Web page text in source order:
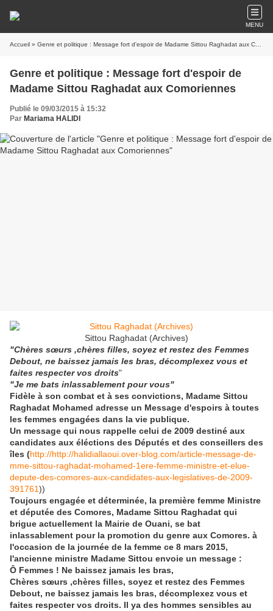
MENU
Accueil » Genre et politique : Message fort d'espoir de Madame Sittou Raghadat aux Comoriennes
Genre et politique : Message fort d'espoir de
Madame Sittou Raghadat aux Comoriennes
Publié le 09/03/2015 à 15:32
Par Mariama HALIDI
Sittou Raghadat (Archives)
"Chères sœurs ,chères filles, soyez et restez des Femmes
Debout, ne baissez jamais les bras, décomplexez vous et
faites respecter vos droits"
"Je me bats inlassablement pour vous"
Fidèle à son combat et à ses convictions, Madame Sittou
Raghadat Mohamed adresse un Message d'espoirs à toutes
les femmes engagées dans la vie publique.
Un message qui nous rappelle celui de 2009 destiné aux
candidates aux éléctions des Députés et des conseillers des
îles (http://http://halidiallaoui.over-blog.com/article-message-de-
mme-sittou-raghadat-mohamed-1ere-femme-ministre-et-elue-
depute-des-comores-aux-candidates-aux-legislatives-de-2009-
391761))
Toujours engagée et déterminée, la première femme Ministre
et députée des Comores, Madame Sittou Raghadat qui
brigue actuellement la Mairie de Ouani, se bat
inlassablement pour la promotion du genre aux Comores. à
l'occasion de la journée de la femme ce 8 mars 2015,
l'ancienne ministre Madame Sittou envoie un message :
Ô Femmes ! Ne baissez jamais les bras,
Chères sœurs ,chères filles, soyez et restez des Femmes
Debout, ne baissez jamais les bras, décomplexez vous et
faites respecter vos droits. Il ya des hommes sensibles au